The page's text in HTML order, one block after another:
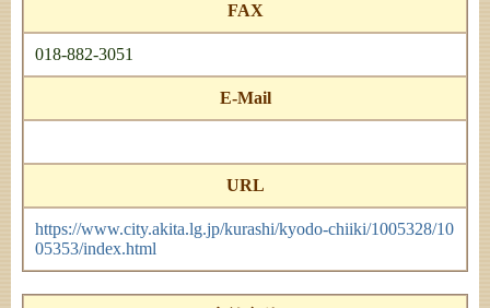
FAX
018-882-3051
E-Mail
URL
https://www.city.akita.lg.jp/kurashi/kyodo-chiiki/1005328/10
05353/index.html